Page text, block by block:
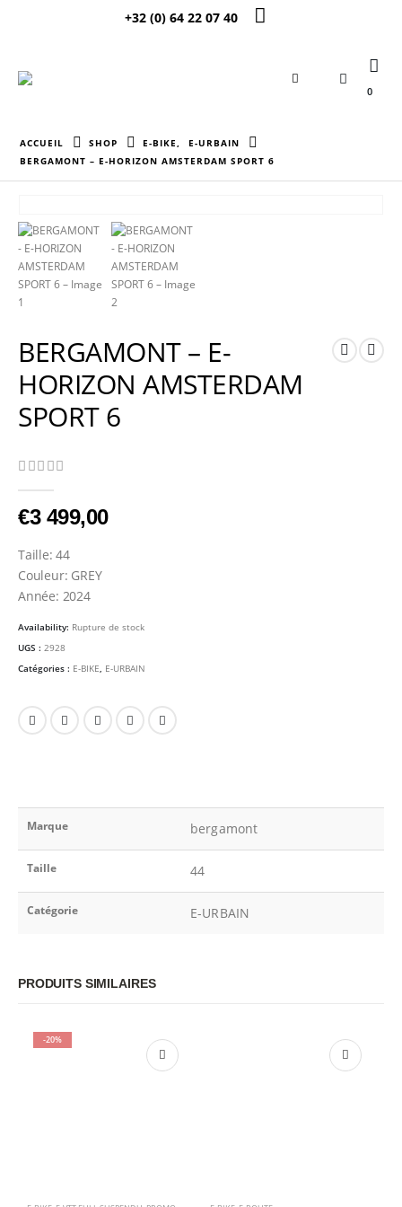
+32 (0) 64 22 07 40
0
ACCUEIL SHOP E-BIKE
E-URBAIN
BERGAMONT – E-HORIZON AMSTERDAM SPORT 6
BERGAMONT – E-
HORIZON AMSTERDAM
SPORT 6
0Sur 5
€3 499,00
Taille: 44
Couleur: GREY
Année: 2024
Availability: Rupture de stock
UGS : 2928
Catégories : E-BIKE, E-URBAIN
Marque bergamont
Taille 44
Catégorie E-URBAIN
PRODUITS SIMILAIRES
-20%